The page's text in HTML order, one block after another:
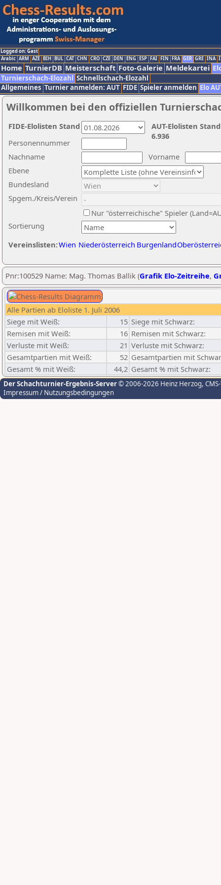
Logged on: Gast
Arabic ARM AZE BIH BUL CAT CHN CRO CZE DEN ENG ESP FAI FIN FRA GER GRE INA
Home TurnierDB Meisterschaft Foto-Galerie Meldekartei
Turnierschach-Elozahl Schnellschach-Elozahl
Allgemeines Turnier anmelden: AUT FIDE Spieler anmelden Elo
Willkommen bei den offiziellen
Nachname
Vorname
Ebene
Sortierung
Personennummer
Bundesland
Spgem./Kreis/Verein
Nur "österreichische" Spieler
Vereinslisten:Wien Niederösterreich Burgenland
AUT-Elolisten
6.936
FIDE-Elolisten Stand
Pnr:100529 Name: Mag. Thomas Ballik (Grafik Elo-Zeitreihe,
Alle Partien ab Eloliste 1. Juli 2006
Siege mit Weiß:
15 Siege mit Schwarz:
Remisen mit Weiß:
16 Remisen mit Schwarz:
Verluste mit Weiß:
21 Verluste mit Schwarz:
Gesamtpartien mit Weiß:
52 Gesamtpartien mit
Gesamt % mit Weiß:
44,2 Gesamt % mit Schwarz:
Der Schachturnier-Ergebnis-Server© 2006-2026 Heinz Herzog,
Impressum / Nutzungsbedingungen